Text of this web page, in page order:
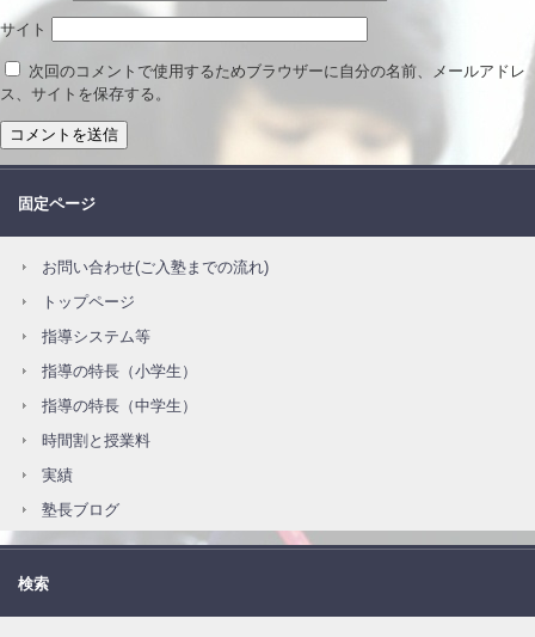
サイト
次回のコメントで使用するためブラウザーに自分の名前、メールアドレ
ス、サイトを保存する。
固定ページ
お問い合わせ(ご入塾までの流れ)
トップページ
指導システム等
指導の特長（小学生）
指導の特長（中学生）
時間割と授業料
実績
塾長ブログ
検索